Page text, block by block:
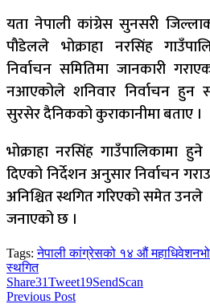
यता नेपाली कांग्रेस सुनसरी
पौडेलले भोक्राहा नरसिंह
निर्वाचन समितिमा जानकारी
नआएकोले शनिवार निर्वाचन हुन
सुरसेर दैनिकको कुराकानीमा बताए ।
भोक्राहा नरसिंह गाउँपालिकामा
दिएको निर्देशन अनुसार निर्वाचन
अनिश्चित स्थगित गरिएको समेत उनले
जनाएको छ ।
Tags: नेपाली कांग्रेसको १४ औं महाधिवेशन
स्थगित
Share31Tweet19SendScan
Previous Post